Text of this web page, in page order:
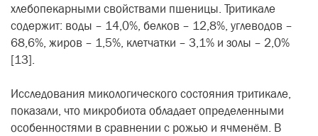
хлебопекарными свойствами пшеницы. Тритикале
содержит: воды – 14,0%, белков – 12,8%, углеводов –
68,6%, жиров – 1,5%, клетчатки – 3,1% и золы – 2,0%
[13].
Исследования микологического состояния тритикале,
показали, что микробиота обладает определенными
особенностями в сравнении с рожью и ячменём. В